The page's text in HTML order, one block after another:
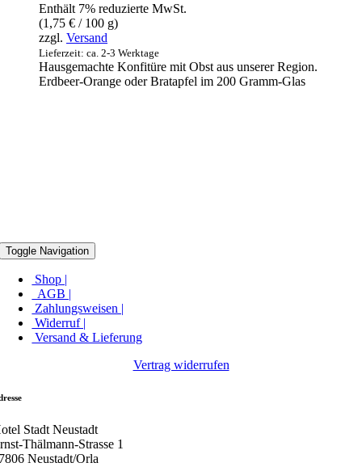
Enthält 7% reduzierte MwSt.
(1,75 € / 100 g)
zzgl. Versand
Lieferzeit: ca. 2-3 Werktage
Hausgemachte Konfitüre mit Obst aus unserer Region.
Erdbeer-Orange oder Bratapfel im 200 Gramm-Glas
Toggle Navigation
Shop |
AGB |
Zahlungsweisen |
Widerruf |
Versand & Lieferung
Vertrag widerrufen
Stadt Neustadt
Thälmann-Strasse 1
Neustadt/Orla